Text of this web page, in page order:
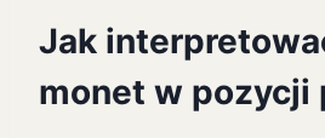
Jak
monet w pozycji